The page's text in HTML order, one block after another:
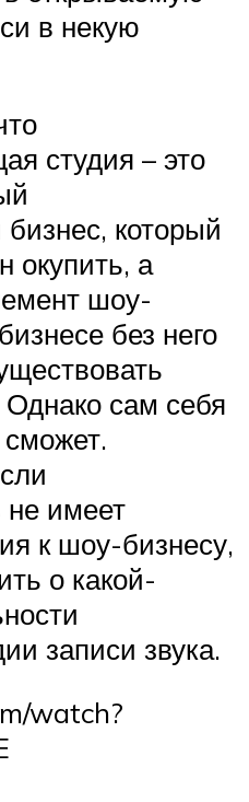
в некую
студия – это
который
окупить, а
шоу-
без него
сам себя
не имеет
к шоу-бизнесу,
о какой-
записи звука.
watch?